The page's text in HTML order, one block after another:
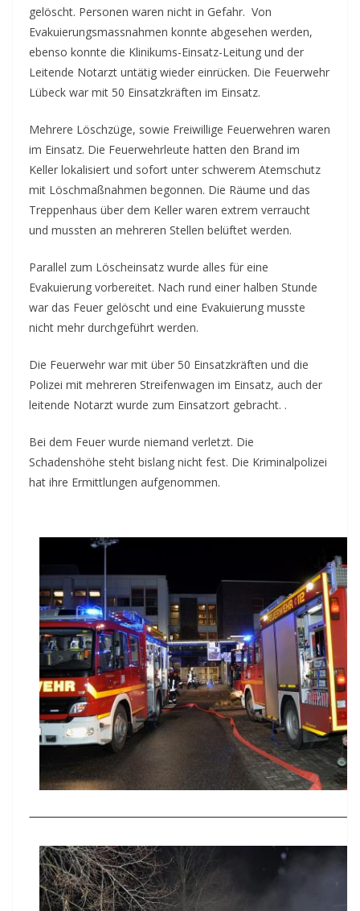
gelöscht. Personen waren nicht in Gefahr. Von
Evakuierungsmassnahmen konnte abgesehen werden,
ebenso konnte die Klinikums-Einsatz-Leitung und der
Leitende Notarzt untätig wieder einrücken. Die Feuerwehr
Lübeck war mit 50 Einsatzkräften im Einsatz.
Mehrere Löschzüge, sowie Freiwillige Feuerwehren waren
im Einsatz. Die Feuerwehrleute hatten den Brand im
Keller lokalisiert und sofort unter schwerem Atemschutz
mit Löschmaßnahmen begonnen. Die Räume und das
Treppenhaus über dem Keller waren extrem verraucht
und mussten an mehreren Stellen belüftet werden.
Parallel zum Löscheinsatz wurde alles für eine
Evakuierung vorbereitet. Nach rund einer halben Stunde
war das Feuer gelöscht und eine Evakuierung musste
nicht mehr durchgeführt werden.
Die Feuerwehr war mit über 50 Einsatzkräften und die
Polizei mit mehreren Streifenwagen im Einsatz, auch der
leitende Notarzt wurde zum Einsatzort gebracht. .
Bei dem Feuer wurde niemand verletzt. Die
Schadenshöhe steht bislang nicht fest. Die Kriminalpolizei
hat ihre Ermittlungen aufgenommen.